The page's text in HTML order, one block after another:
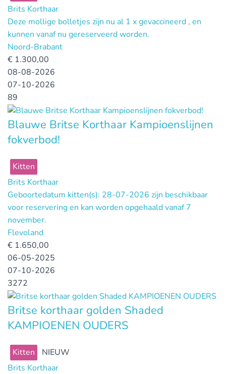
Brits Korthaar
Deze mollige bolletjes zijn nu al 1 x gevaccineerd , en
kunnen vanaf nu gereserveerd worden.
Noord-Brabant
€ 1.300,00
08-08-2026
07-10-2026
89
Blauwe Britse Korthaar Kampioenslijnen
fokverbod!
Kitten
Brits Korthaar
Geboortedatum kitten(s): 28-07-2026 zijn beschikbaar
voor reservering en kan worden opgehaald vanaf 7
november.
Flevoland
€ 1.650,00
06-05-2025
07-10-2026
3272
Britse korthaar golden Shaded
KAMPIOENEN OUDERS
Kitten
NIEUW
Brits Korthaar